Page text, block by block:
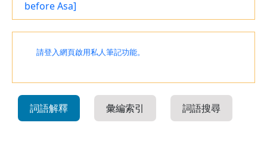
before Asa]
請登入網頁啟用私人筆記功能。
詞語解釋 彙編索引 詞語搜尋